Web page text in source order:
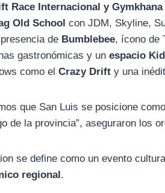
Race Internacional y Gymkhana
Old School con JDM, Skyline,
de Bumblebee, ícono de
gastronómicas y unespacio
como elCrazy Drift y una
que San Luis se posicione
de la provincia”, aseguraron los
se define como un evento
regional.